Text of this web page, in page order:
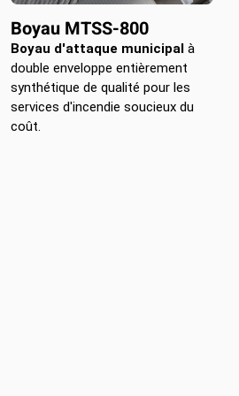
Boyau MTSS-800
Boyau d'attaque municipal à
double enveloppe entièrement
synthétique de qualité pour les
services d'incendie soucieux du
coût.